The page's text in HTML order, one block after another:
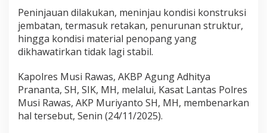
n
R
u
s
a
Peninjauan dilakukan, meninjau kondisi konstruksi
jembatan, termasuk retakan, penurunan struktur,
hingga kondisi material penopang yang
dikhawatirkan tidak lagi stabil.
Kapolres Musi Rawas, AKBP Agung Adhitya
Prananta, SH, SIK, MH, melalui, Kasat Lantas Polres
Musi Rawas, AKP Muriyanto SH, MH, membenarkan
hal tersebut, Senin (24/11/2025).